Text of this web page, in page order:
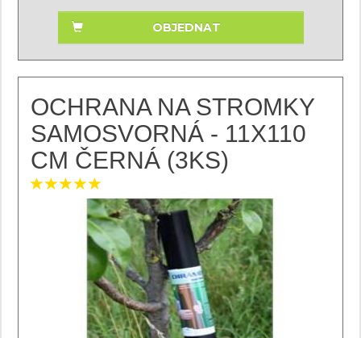
OBJEDNAT
OCHRANA NA STROMKY
SAMOSVORNÁ - 11X110
CM ČERNÁ (3KS)